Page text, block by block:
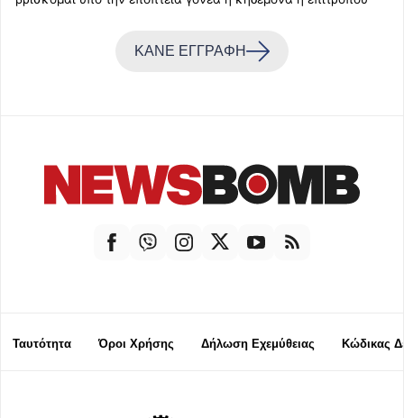
ΚΑΝΕ ΕΓΓΡΑΦΗ
Ταυτότητα Όροι Χρήσης Δήλωση Εχεμύθειας Κώδικας